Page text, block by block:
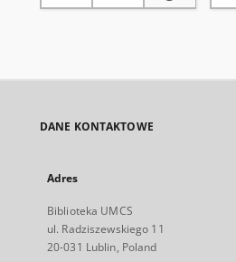
DANE KONTAKTOWE
Adres
Biblioteka UMCS
ul. Radziszewskiego 11
20-031 Lublin, Poland